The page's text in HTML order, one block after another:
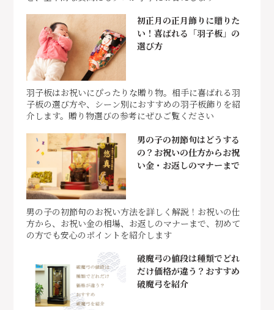
初正月の正月飾りに贈りた
い！喜ばれる「羽子板」の
選び方
羽子板はお祝いにぴったりな贈り物。相手に喜ばれる羽
子板の選び方や、シーン別におすすめの羽子板飾りを紹
介します。贈り物選びの参考にぜひご覧ください
男の子の初節句はどうする
の？お祝いの仕方からお祝
い金・お返しのマナーまで
男の子の初節句のお祝い方法を詳しく解説！お祝いの仕
方から、お祝い金の相場、お返しのマナーまで、初めて
の方でも安心のポイントを紹介します
破魔弓の値段は種類でどれ
だけ価格が違う？おすすめ
破魔弓を紹介